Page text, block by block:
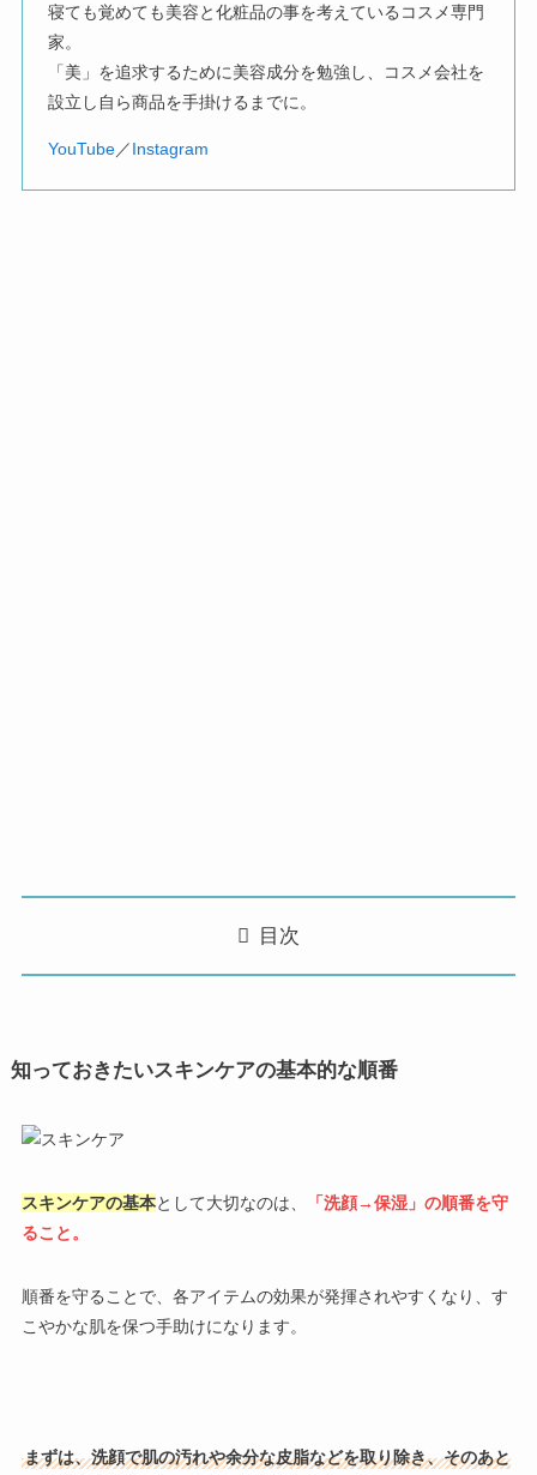
寝ても覚めても美容と化粧品の事を考えているコスメ専門
家。
「美」を追求するために美容成分を勉強し、コスメ会社を
設立し自ら商品を手掛けるまでに。
YouTube／Instagram
目次
知っておきたいスキンケアの基本的な順番
スキンケアの基本として大切なのは、
「洗顔→保湿」の順番を守
ること。
順番を守ることで、各アイテムの効果が発揮されやすくなり、す
こやかな肌を保つ手助けになります。
まずは、洗顔で肌の汚れや余分な皮脂などを取り除き、そのあと